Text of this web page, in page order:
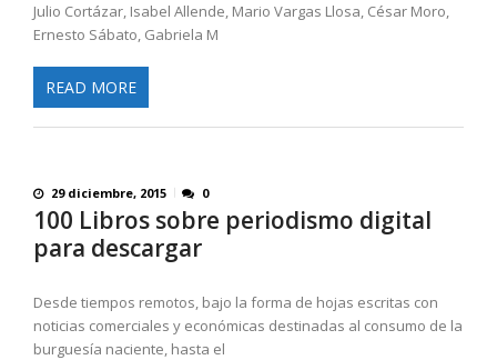
Julio Cortázar, Isabel Allende, Mario Vargas Llosa, César Moro,
Ernesto Sábato, Gabriela M
READ MORE
29 diciembre, 2015 0
100 Libros sobre periodismo digital
para descargar
Desde tiempos remotos, bajo la forma de hojas escritas con
noticias comerciales y económicas destinadas al consumo de la
burguesía naciente, hasta el